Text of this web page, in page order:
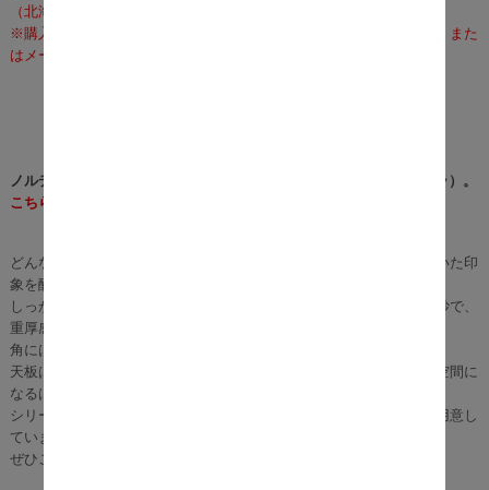
（北海道・沖縄・離島への配送は、送料別途お見積りとなります）
※購入前に事前確認も可能となりますので、お電話（075-366-3835）また
はメールにて、お気軽にお問合せくださいませ。
ノルディックデザインが温かい印象のダイニングテーブル Era（エラ）。
こちらの商品は、テーブルのみとなります。
どんなお部屋にも溶け込むナチュラルアッシュの風合いが、落ち着いた印
象を醸し出すダイニングテーブル。
しっかりした手触りの天板と、細めの脚とのバランスがなんとも絶妙で、
重厚感がありながらもお部屋をすっきりと見せてくれます。
角には丸み加工を施しているので、お子様にも安心♪
天板はやさしい木目で、お気に入りの食器やお料理が映えて楽しい空間に
なるはず。
シリーズには、ダイニングテーブルとセットで使えるアイテムをご用意し
ています。
ぜひご覧になってみてください♪